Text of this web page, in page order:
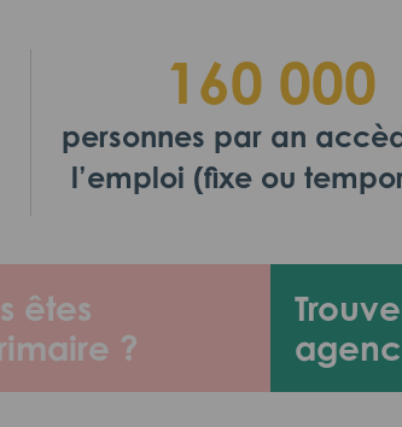
êtes
?
160 000
personnes par an
l’emploi (fixe ou